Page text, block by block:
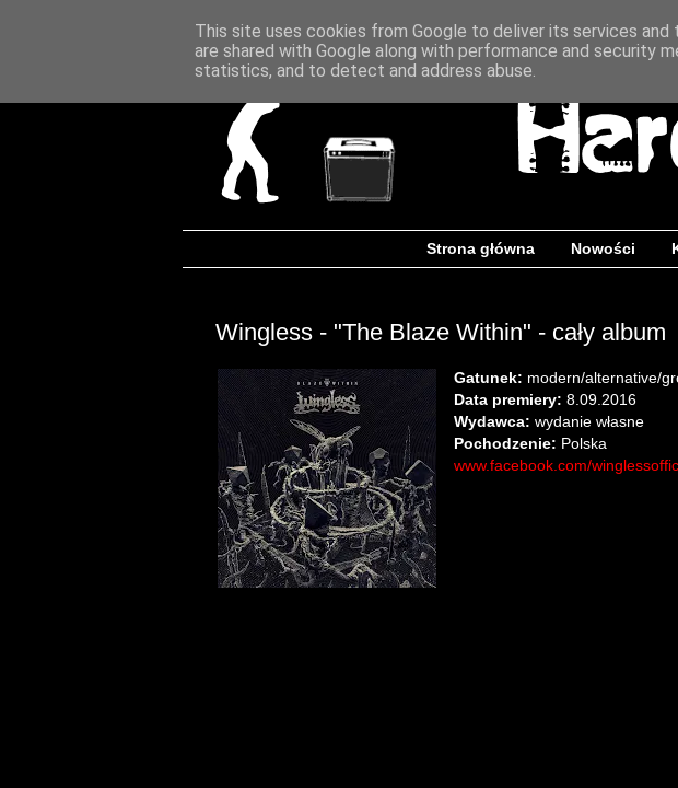
Strona główna Nowości
Wingless - "The Blaze Within" - cały album
Gatunek: modern/alternative/
Data premiery: 8.09.2016
Wydawca: wydanie własne
Pochodzenie: Polska
www.facebook.com/
This site uses cookies from Google to deliver its services
are shared with Google along with performance and security
statistics, and to detect and address abuse.